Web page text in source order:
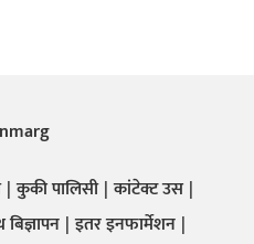
कुकी पालिसी कांटेक्ट उस
इतर इनफार्मेशन